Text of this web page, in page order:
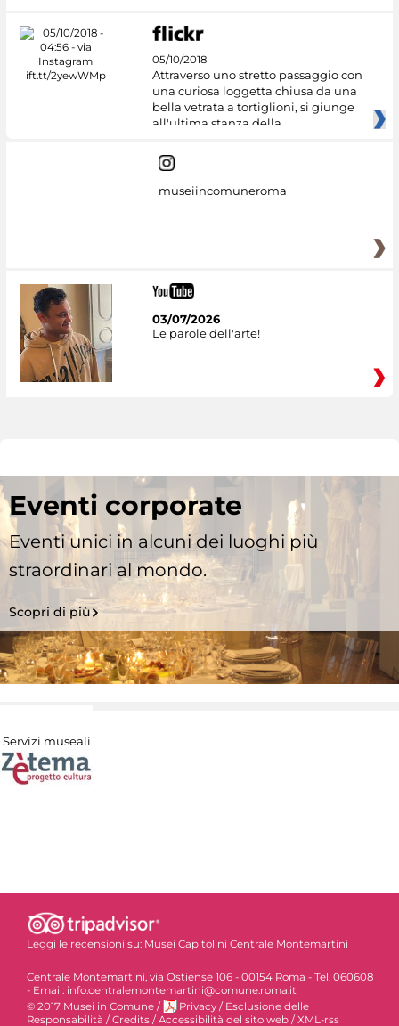
05/10/2018
Attraverso uno stretto passaggio con
una curiosa loggetta chiusa da una
bella vetrata a tortiglioni, si giunge
all'ultima stanza della
museiincomuneroma
03/07/2026
Le parole dell'arte!
Eventi corporate
Eventi unici in alcuni dei luoghi più
straordinari al mondo.
Scopri di più
Servizi museali
Leggi le recensioni su: Musei Capitolini Centrale Montemartini
Centrale Montemartini, via Ostiense 106 - 00154 Roma - Tel. 060608
- Email: info.centralemontemartini@comune.roma.it
© 2017 Musei in Comune / Privacy / Esclusione delle
Responsabilità / Credits / Accessibilità del sito web / XML-rss